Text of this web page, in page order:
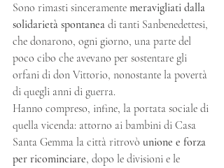
Sono rimasti sinceramente meravigliati dalla
solidarietà spontanea di tanti Sanbenedettesi,
che donarono, ogni giorno, una parte del
poco cibo che avevano per sostentare gli
orfani di don Vittorio, nonostante la povertà
di quegli anni di guerra.
Hanno compreso, infine, la portata sociale di
quella vicenda: attorno ai bambini di Casa
Santa Gemma la città ritrovò unione e forza
per ricominciare, dopo le divisioni e le